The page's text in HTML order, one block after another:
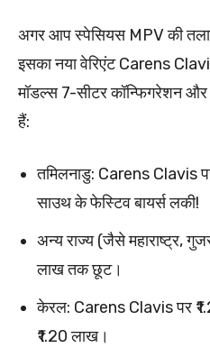
अगर आप स्पेसियस MPV की
इसका नया वेरिएंट Carens
मॉडल्स 7-सीटर कॉन्फिगरेशन और
हैं:
तमिलनाडु: Carens Clavis
साउथ के फेस्टिव बायर्स लकी!
अन्य राज्य (जैसे महाराष्ट्र,
लाख तक छूट।
केरल: Carens Clavis पर
₹1.20 लाख।